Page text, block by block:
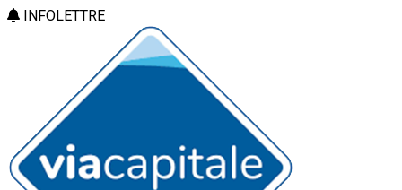
INFOLETTRE